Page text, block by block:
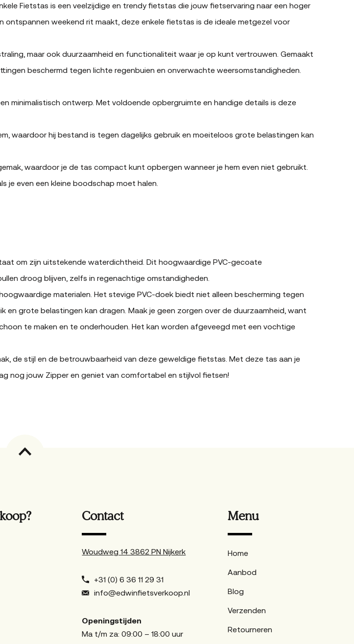
Fietstas is een veelzijdige en trendy fietstas die jouw fietservaring naar een hoger
weekend rit maakt, deze enkele fietstas is de ideale metgezel voor
maar ook duurzaamheid en functionaliteit waar je op kunt vertrouwen. Gemaakt
beschermd tegen lichte regenbuien en onverwachte weersomstandigheden.
minimalistisch ontwerp. Met voldoende opbergruimte en handige details is deze
waardoor hij bestand is tegen dagelijks gebruik en moeiteloos grote belastingen kan
waardoor je de tas compact kunt opbergen wanneer je hem even niet gebruikt.
je even een kleine boodschap moet halen.
om zijn uitstekende waterdichtheid. Dit hoogwaardige PVC-gecoate
droog blijven, zelfs in regenachtige omstandigheden.
materialen. Het stevige PVC-doek biedt niet alleen bescherming tegen
grote belastingen kan dragen. Maak je geen zorgen over de duurzaamheid, want
te maken en te onderhouden. Het kan worden afgeveegd met een vochtige
de stijl en de betrouwbaarheid van deze geweldige fietstas. Met deze tas aan je
nog jouw Zipper en geniet van comfortabel en stijlvol fietsen!
Contact
Woudweg 14 3862 PN Nijkerk
+31 (0) 6 36 11 29 31
info@edwinfietsverkoop.nl
Openingstijden
Ma t/m za: 09:00 – 18:00 uur
Menu
Home
Aanbod
Blog
Verzenden
Retourneren